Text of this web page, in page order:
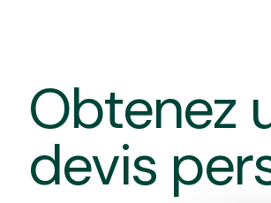
Obtenez
devis